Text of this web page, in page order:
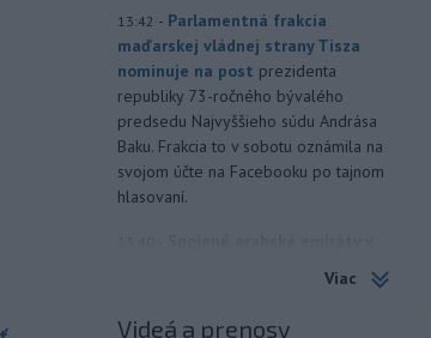
13:42 - Parlamentná frakcia
maďarskej vládnej strany Tisza
nominuje na post prezidenta
republiky 73-ročného bývalého
predsedu Najvyššieho súdu Andrása
Baku. Frakcia to v sobotu oznámila na
svojom účte na Facebooku po tajnom
hlasovaní.
patriaci ich štátnej spoločnosti
Abu Dhabi National Oil Company
Viac
Videá a prenosy